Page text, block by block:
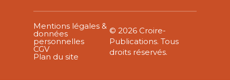
Mentions légales &
données
personnelles
CGV
Plan du site
© 2026 Croire-
Publications. Tous
droits réservés.